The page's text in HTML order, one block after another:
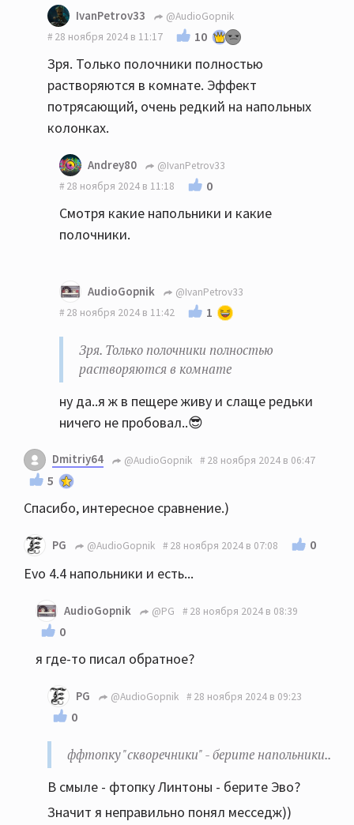
IvanPetrov33
@AudioGopnik
28 ноября 2024 в 11:17
10
Зря. Только полочники полностью
растворяются в комнате. Эффект
потрясающий, очень редкий на напольных
колонках.
Andrey80
@IvanPetrov33
28 ноября 2024 в 11:18
0
Смотря какие напольники и какие
полочники.
AudioGopnik
@IvanPetrov33
28 ноября 2024 в 11:42
1
Зря. Только полочники полностью
растворяются в комнате
ну да..я ж в пещере живу и слаще редьки
ничего не пробовал..😎
Dmitriy64 @AudioGopnik 28 ноября 2024 в 06:47
5
Спасибо, интересное сравнение.)
PG @AudioGopnik 28 ноября 2024 в 07:08 0
Evo 4.4 напольники и есть...
AudioGopnik @PG 28 ноября 2024 в 08:39
0
я где-то писал обратное?
PG @AudioGopnik 28 ноября 2024 в 09:23
0
ффтопку "скворечники" - берите напольники..
В смыле - фтопку Линтоны - берите Эво?
Значит я неправильно понял месседж))